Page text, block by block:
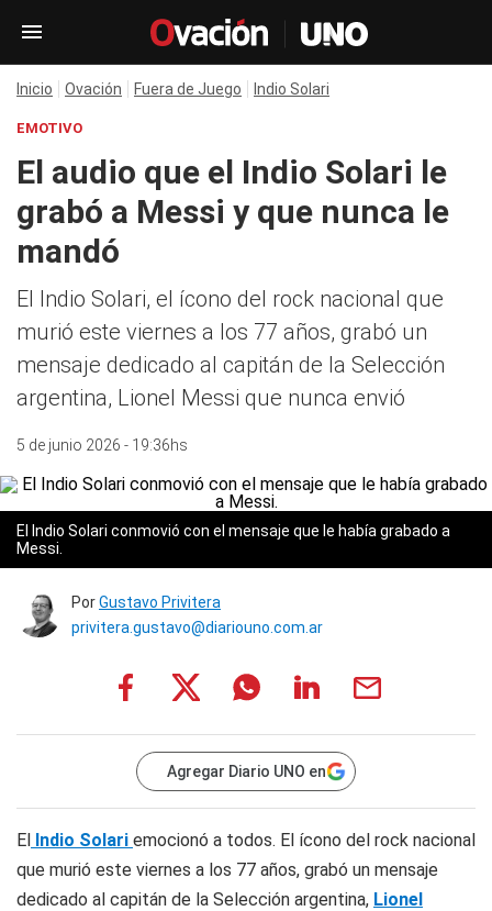
Inicio Ovación Fuera de Juego Indio Solari
EMOTIVO
El audio que el Indio Solari le
grabó a Messi y que nunca le
mandó
El Indio Solari, el ícono del rock nacional que
murió este viernes a los 77 años, grabó un
mensaje dedicado al capitán de la Selección
argentina, Lionel Messi que nunca envió
5 de junio 2026 - 19:36hs
El Indio Solari conmovió con el mensaje que le había grabado a
Messi.
PorGustavo Privitera
privitera.gustavo@diariouno.com.ar
Agregar Diario UNO en
El Indio Solari emocionó a todos. El ícono del rock nacional
que murió este viernes a los 77 años, grabó un mensaje
dedicado al capitán de la Selección argentina, Lionel